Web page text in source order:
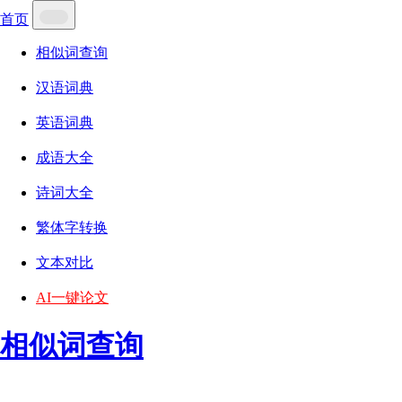
首页
相似词查询
汉语词典
英语词典
成语大全
诗词大全
繁体字转换
文本对比
AI一键论文
相似词查询